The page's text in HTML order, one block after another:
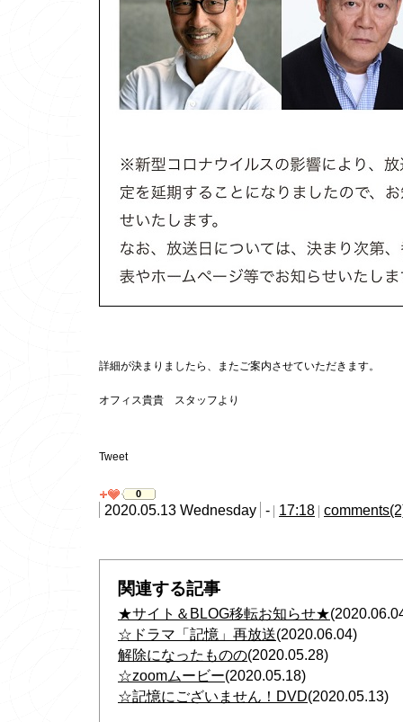
詳細が決まりましたら、またご案内させていただきます。
オフィス貴貴 スタッフより
Tweet
0
2020.05.13 Wednesday - 17:18
関連する記事
★サイト＆BLOG移転お知らせ★
☆ドラマ「記憶」再放送(2020.06.04)
解除になったものの(2020.05.28)
☆zoomムービー(2020.05.18)
☆記憶にございません！DVD(2020.05.13)